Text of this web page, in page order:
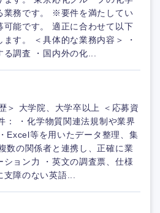
業務です。 ※要件を満たしてい
可能です。 適正に合わせて以下
す。 ＜具体的な業務内容＞ ・
調査 ・国内外の化...
＞ 大学院、大学卒以上 ＜応募資
： ・化学物質関連法規制や業界
Excel等を用いたデータ整理、集
数の関係者と連携し、正確に業
ション力 ・英文の調査票、仕様
障のない英語...